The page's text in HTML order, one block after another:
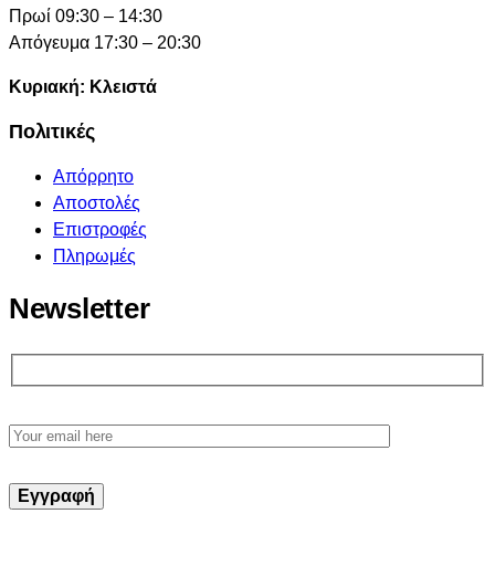
Πρωί 09:30 – 14:30
Απόγευμα 17:30 – 20:30
Κυριακή: Κλειστά
Πολιτικές
Απόρρητο
Αποστολές
Επιστροφές
Πληρωμές
Newsletter